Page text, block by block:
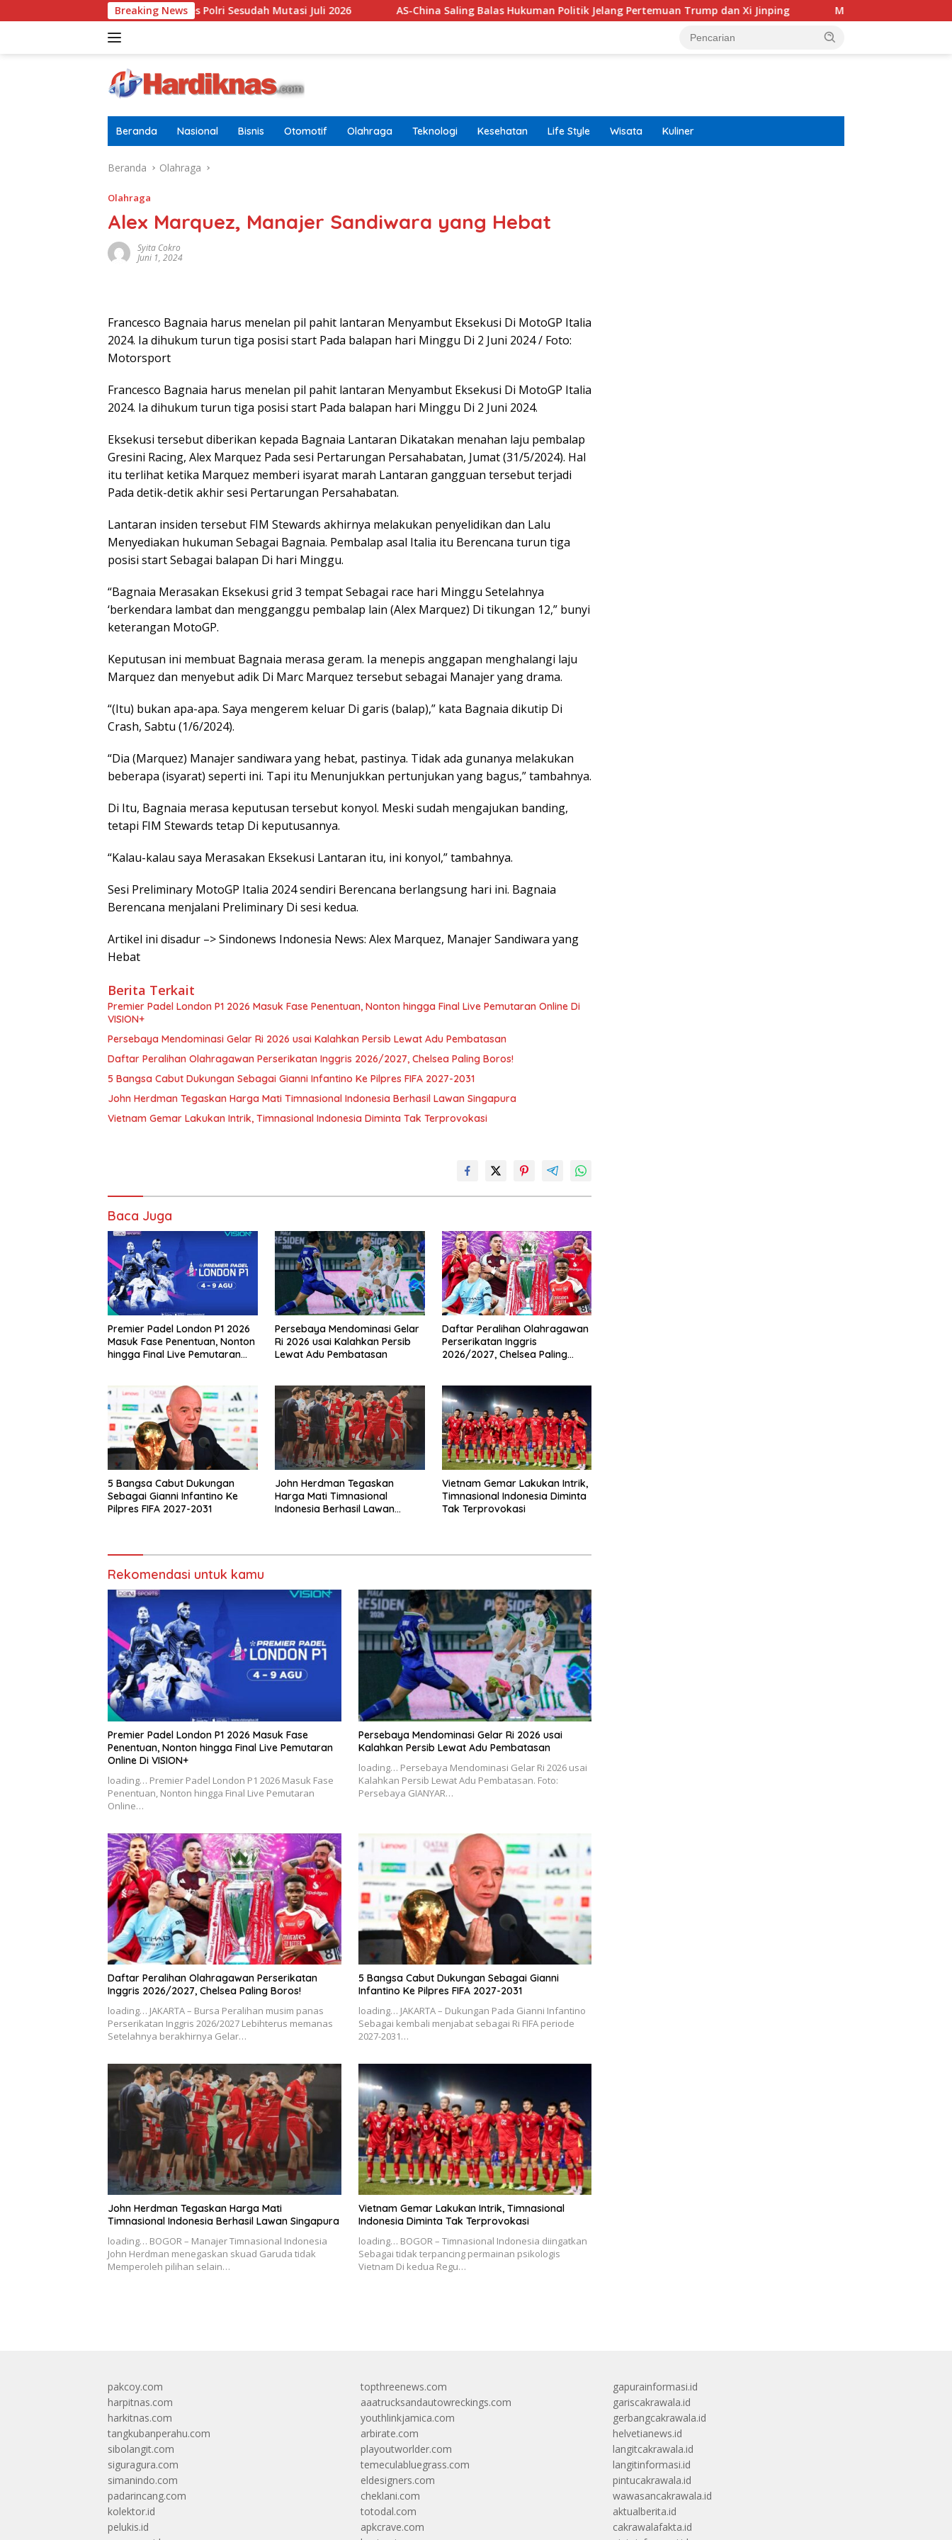
ke
Breaking News
Terbaru Di Pusdokkes Polri Sesudah Mutasi Juli 2026 AS-China Saling Balas Hukuman Politik Jelang Pertemuan Trump dan Xi Jinping Modifikasi Ayla Vintage dan Gran Max
Beranda Nasional Bisnis Otomotif Olahraga Teknologi Kesehatan Life Style Wisata Kuliner
Beranda Olahraga
Olahraga
Alex Marquez, Manajer Sandiwara yang Hebat
Syita Cokro
Juni 1, 2024
Francesco Bagnaia harus menelan pil pahit lantaran Menyambut Eksekusi Di MotoGP Italia
2024. Ia dihukum turun tiga posisi start Pada balapan hari Minggu Di 2 Juni 2024 / Foto:
Motorsport
Francesco Bagnaia harus menelan pil pahit lantaran Menyambut Eksekusi Di MotoGP Italia
2024. Ia dihukum turun tiga posisi start Pada balapan hari Minggu Di 2 Juni 2024.
Eksekusi tersebut diberikan kepada Bagnaia Lantaran Dikatakan menahan laju pembalap
Gresini Racing, Alex Marquez Pada sesi Pertarungan Persahabatan, Jumat (31/5/2024). Hal
itu terlihat ketika Marquez memberi isyarat marah Lantaran gangguan tersebut terjadi
Pada detik-detik akhir sesi Pertarungan Persahabatan.
Lantaran insiden tersebut FIM Stewards akhirnya melakukan penyelidikan dan Lalu
Menyediakan hukuman Sebagai Bagnaia. Pembalap asal Italia itu Berencana turun tiga
posisi start Sebagai balapan Di hari Minggu.
“Bagnaia Merasakan Eksekusi grid 3 tempat Sebagai race hari Minggu Setelahnya
‘berkendara lambat dan mengganggu pembalap lain (Alex Marquez) Di tikungan 12,” bunyi
keterangan MotoGP.
Keputusan ini membuat Bagnaia merasa geram. Ia menepis anggapan menghalangi laju
Marquez dan menyebut adik Di Marc Marquez tersebut sebagai Manajer yang drama.
“(Itu) bukan apa-apa. Saya mengerem keluar Di garis (balap),” kata Bagnaia dikutip Di
Crash, Sabtu (1/6/2024).
“Dia (Marquez) Manajer sandiwara yang hebat, pastinya. Tidak ada gunanya melakukan
beberapa (isyarat) seperti ini. Tapi itu Menunjukkan pertunjukan yang bagus,” tambahnya.
Di Itu, Bagnaia merasa keputusan tersebut konyol. Meski sudah mengajukan banding,
tetapi FIM Stewards tetap Di keputusannya.
“Kalau-kalau saya Merasakan Eksekusi Lantaran itu, ini konyol,” tambahnya.
Sesi Preliminary MotoGP Italia 2024 sendiri Berencana berlangsung hari ini. Bagnaia
Berencana menjalani Preliminary Di sesi kedua.
Artikel ini disadur –> Sindonews Indonesia News: Alex Marquez, Manajer Sandiwara yang
Hebat
Berita Terkait
Premier Padel London P1 2026 Masuk Fase Penentuan, Nonton hingga Final Live Pemutaran Online Di
VISION+
Persebaya Mendominasi Gelar Ri 2026 usai Kalahkan Persib Lewat Adu Pembatasan
Daftar Peralihan Olahragawan Perserikatan Inggris 2026/2027, Chelsea Paling Boros!
5 Bangsa Cabut Dukungan Sebagai Gianni Infantino Ke Pilpres FIFA 2027-2031
John Herdman Tegaskan Harga Mati Timnasional Indonesia Berhasil Lawan Singapura
Vietnam Gemar Lakukan Intrik, Timnasional Indonesia Diminta Tak Terprovokasi
Baca Juga
Premier Padel London P1 2026
Masuk Fase Penentuan, Nonton
hingga Final Live Pemutaran
Persebaya Mendominasi Gelar
Ri 2026 usai Kalahkan Persib
Lewat Adu Pembatasan
Daftar Peralihan Olahragawan
Perserikatan Inggris
2026/2027, Chelsea Paling
5 Bangsa Cabut Dukungan
Sebagai Gianni Infantino Ke
Pilpres FIFA 2027-2031
John Herdman Tegaskan
Harga Mati Timnasional
Indonesia Berhasil Lawan
Vietnam Gemar Lakukan Intrik,
Timnasional Indonesia Diminta
Tak Terprovokasi
Rekomendasi untuk kamu
Premier Padel London P1 2026 Masuk Fase
Penentuan, Nonton hingga Final Live Pemutaran
Online Di VISION+
loading… Premier Padel London P1 2026 Masuk Fase
Penentuan, Nonton hingga Final Live Pemutaran
Online…
Persebaya Mendominasi Gelar Ri 2026 usai
Kalahkan Persib Lewat Adu Pembatasan
loading… Persebaya Mendominasi Gelar Ri 2026 usai
Kalahkan Persib Lewat Adu Pembatasan. Foto:
Persebaya GIANYAR…
Daftar Peralihan Olahragawan Perserikatan
Inggris 2026/2027, Chelsea Paling Boros!
loading… JAKARTA – Bursa Peralihan musim panas
Perserikatan Inggris 2026/2027 Lebihterus memanas
Setelahnya berakhirnya Gelar…
5 Bangsa Cabut Dukungan Sebagai Gianni
Infantino Ke Pilpres FIFA 2027-2031
loading… JAKARTA – Dukungan Pada Gianni Infantino
Sebagai kembali menjabat sebagai Ri FIFA periode
2027-2031…
John Herdman Tegaskan Harga Mati
Timnasional Indonesia Berhasil Lawan Singapura
loading… BOGOR – Manajer Timnasional Indonesia
John Herdman menegaskan skuad Garuda tidak
Memperoleh pilihan selain…
Vietnam Gemar Lakukan Intrik, Timnasional
Indonesia Diminta Tak Terprovokasi
loading… BOGOR – Timnasional Indonesia diingatkan
Sebagai tidak terpancing permainan psikologis
Vietnam Di kedua Regu…
pakcoy.com
harpitnas.com
harkitnas.com
tangkubanperahu.com
sibolangit.com
siguragura.com
simanindo.com
padarincang.com
kolektor.id
pelukis.id
topthreenews.com
aaatrucksandautowreckings.com
youthlinkjamica.com
arbirate.com
playoutworlder.com
temeculabluegrass.com
eldesigners.com
cheklani.com
totodal.com
apkcrave.com
gapurainformasi.id
gariscakrawala.id
gerbangcakrawala.id
helvetianews.id
langitcakrawala.id
langitinformasi.id
pintucakrawala.id
wawasancakrawala.id
aktualberita.id
cakrawalafakta.id